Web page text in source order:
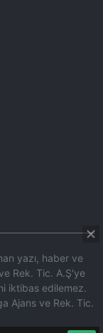
yazı, haber ve
Rek. Tic. A.Ş'ye
iktibas edilemez.
Ajans ve Rek. Tic.